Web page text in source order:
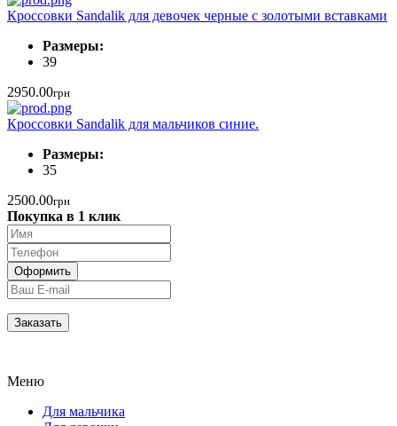
Кроссовки Sandalik для девочек черные с золотыми вставками
Размеры:
39
2950.00грн
Кроссовки Sandalik для мальчиков синие.
Размеры:
35
2500.00грн
Покупка в 1 клик
Меню
Для мальчика